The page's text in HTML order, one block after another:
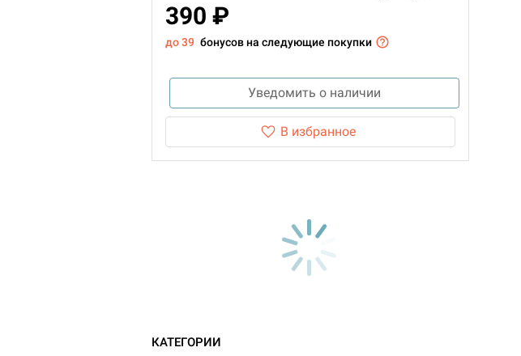
390 ₽
до 39 бонусов на следующие покупки
Уведомить о наличии
В избранное
КАТЕГОРИИ
Настольная игра Hobby World Журнал
"Мир фантастики. Спецвыпуск: Братья